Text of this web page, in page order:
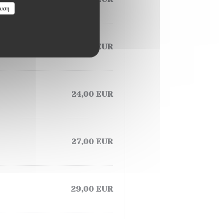
21,00 EUR
24,00 EUR
27,00 EUR
29,00 EUR